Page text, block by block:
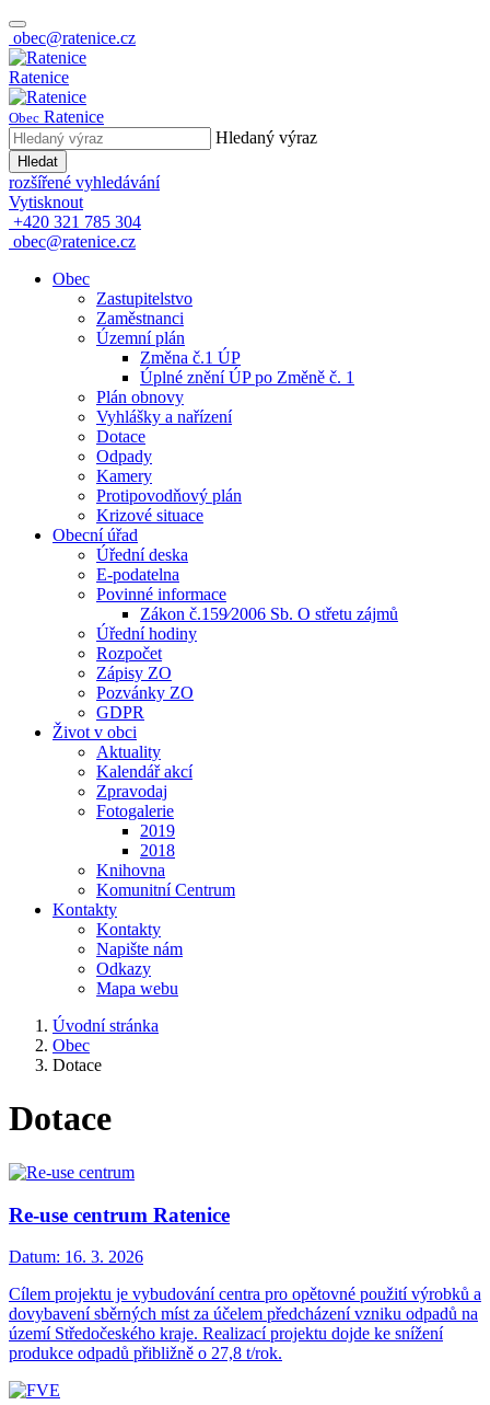
obec@ratenice.cz
Ratenice
Obec Ratenice
Hledaný výraz
Hledat
rozšířené vyhledávání
Vytisknout
+420 321 785 304
obec@ratenice.cz
Obec
Zastupitelstvo
Zaměstnanci
Územní plán
Změna č.1 ÚP
Úplné znění ÚP po Změně č. 1
Plán obnovy
Vyhlášky a nařízení
Dotace
Odpady
Kamery
Protipovodňový plán
Krizové situace
Obecní úřad
Úřední deska
E-podatelna
Povinné informace
Zákon č.159⁄2006 Sb. O střetu zájmů
Úřední hodiny
Rozpočet
Zápisy ZO
Pozvánky ZO
GDPR
Život v obci
Aktuality
Kalendář akcí
Zpravodaj
Fotogalerie
2019
2018
Knihovna
Komunitní Centrum
Kontakty
Kontakty
Napište nám
Odkazy
Mapa webu
Úvodní stránka
Obec
Dotace
Dotace
Re-use centrum Ratenice
Datum: 16. 3. 2026
Cílem projektu je vybudování centra pro opětovné použití výrobků a
dovybavení sběrných míst za účelem předcházení vzniku odpadů na
území Středočeského kraje. Realizací projektu dojde ke snížení
produkce odpadů přibližně o 27,8 t/rok.